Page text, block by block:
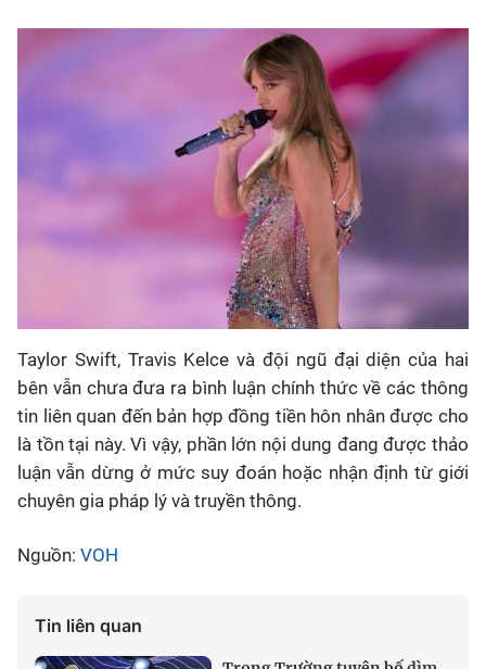
Taylor Swift, Travis Kelce và đội ngũ đại diện của hai
bên vẫn chưa đưa ra bình luận chính thức về các thông
tin liên quan đến bản hợp đồng tiền hôn nhân được cho
là tồn tại này. Vì vậy, phần lớn nội dung đang được thảo
luận vẫn dừng ở mức suy đoán hoặc nhận định từ giới
chuyên gia pháp lý và truyền thông.
Nguồn: VOH
Tin liên quan